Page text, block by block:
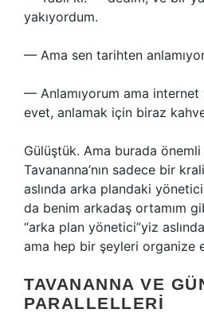
yakıyordum.
— Ama sen tarihten
— Anlamıyorum ama internet
evet, anlamak için biraz
Gülüştük. Ama burada
Tavananna’nın sadece bir
aslında arka plandaki
da benim arkadaş ortamım
“arka plan yönetici”yiz
ama hep bir şeyleri organize
TAVANANNA VE
PARALLELLERI